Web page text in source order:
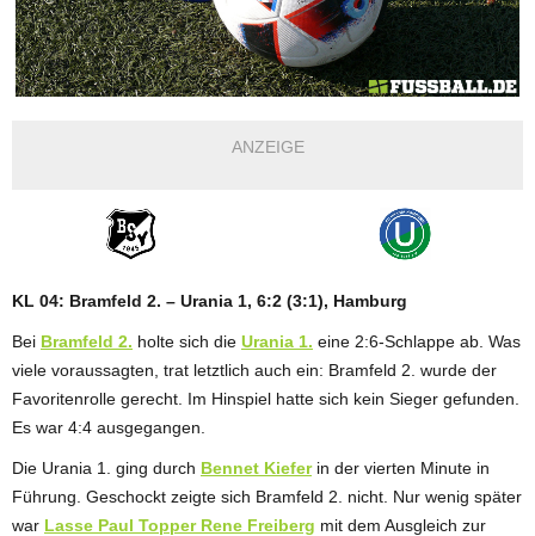
ANZEIGE
KL 04: Bramfeld 2. – Urania 1, 6:2 (3:1), Hamburg
Bei Bramfeld 2. holte sich die Urania 1. eine 2:6-Schlappe ab. Was
viele voraussagten, trat letztlich auch ein: Bramfeld 2. wurde der
Favoritenrolle gerecht. Im Hinspiel hatte sich kein Sieger gefunden.
Es war 4:4 ausgegangen.
Die Urania 1. ging durch Bennet Kieferin der vierten Minute in
Führung. Geschockt zeigte sich Bramfeld 2. nicht. Nur wenig später
war Lasse Paul Topper Rene Freiberg mit dem Ausgleich zur